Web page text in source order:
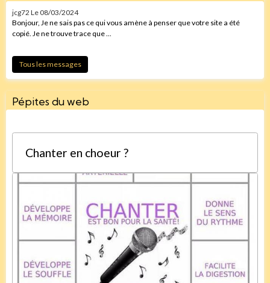
jcg72 Le 08/03/2024
Bonjour, Je ne sais pas ce qui vous amène à penser que votre site a été
copié. Je ne trouve trace que ...
Tous les messages
Pépites du web
Chanter en choeur ?